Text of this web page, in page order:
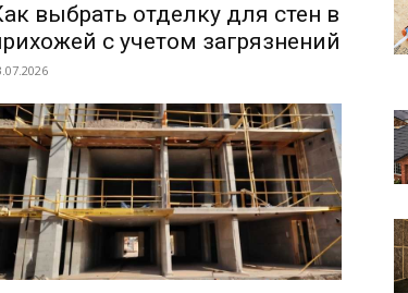
выбрать отделку для стен в
с учетом загрязнений